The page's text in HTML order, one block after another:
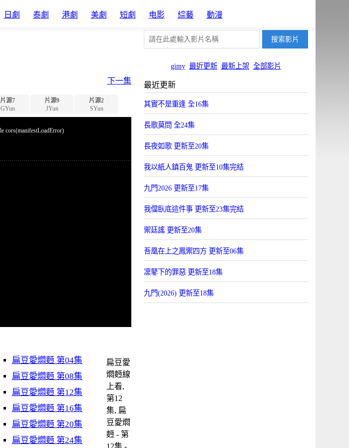
日劇 泰劇 港劇 美劇 短劇 电影 綜藝 動漫
gimy 最近更新 最新上架 全部影片
下一集
片源7
GYun
片源9
JYun
片源2
SYun
扁豆愛燜麪 第04集
扁豆愛燜麪 第08集
扁豆愛燜麪 第12集
扁豆愛燜麪 第16集
扁豆愛燜麪 第20集
扁豆愛燜麪 第24集
扁豆愛
燜麪線
上看,
第12
集, 扁
豆愛燜
麪 - 第
12集 -
最近更新
其實不是重逢 全16集
長歌莫問 全24集
長夜如歌 更新至20集
我以紙人鎮百鬼 更新至10集完结
九門2026 更新至17集
我儅臥底這件事 更新至23集完结
禦廷謠 更新至20集
吾凰在上之鳳禦四方 更新至06集
凜鼕下的罪惡 更新至18集
九門(2026) 更新至18集